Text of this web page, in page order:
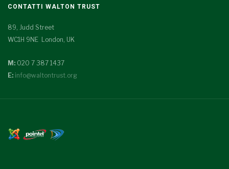
CONTATTI WALTON TRUST
89, Judd Street
WC1H 9NE London, UK
M: 020 7 387 1437
E: info@waltontrust.org